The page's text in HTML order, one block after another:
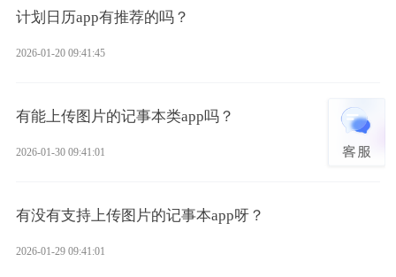
计划日历app有推荐的吗？
2026-01-20 09:41:45
有能上传图片的记事本类app吗？
2026-01-30 09:41:01
有没有支持上传图片的记事本app呀？
2026-01-29 09:41:01